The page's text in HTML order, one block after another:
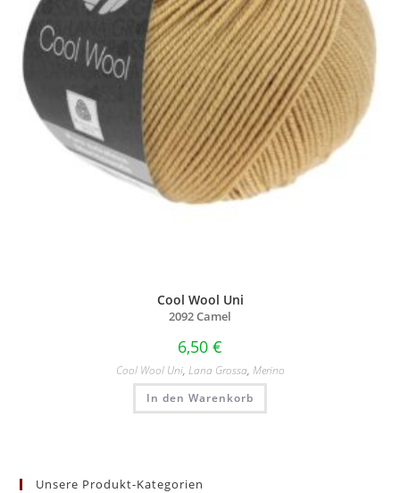
Cool Wool Uni
2092 Camel
6,50 €
Cool Wool Uni, Lana Grossa, Merino
In den Warenkorb
Unsere Produkt-Kategorien